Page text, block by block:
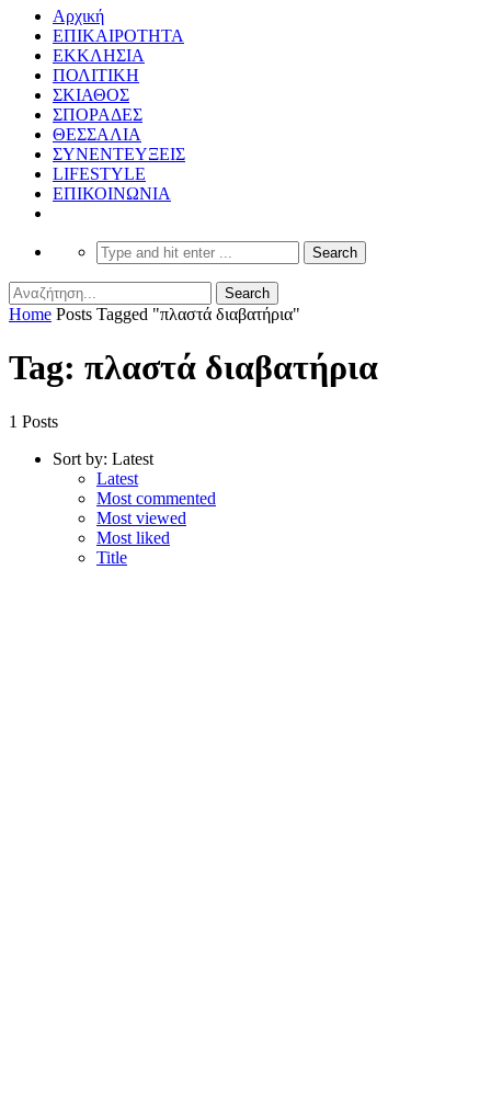
Αρχική
ΕΠΙΚΑΙΡΟΤΗΤΑ
ΕΚΚΛΗΣΙΑ
ΠΟΛΙΤΙΚΗ
ΣΚΙΑΘΟΣ
ΣΠΟΡΑΔΕΣ
ΘΕΣΣΑΛΙΑ
ΣΥΝΕΝΤΕΥΞΕΙΣ
LIFESTYLE
ΕΠΙΚΟΙΝΩΝΙΑ
Home Posts Tagged "πλαστά διαβατήρια"
Tag: πλαστά διαβατήρια
1 Posts
Sort by: Latest
Latest
Most commented
Most viewed
Most liked
Title